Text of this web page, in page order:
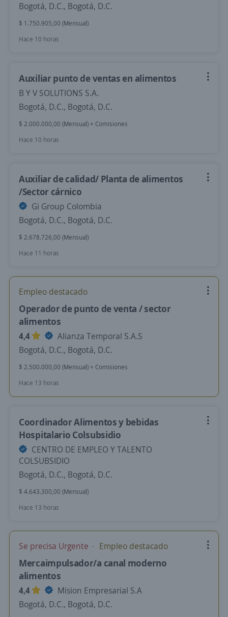
Bogotá, D.C., Bogotá, D.C.
$ 1.750.905,00 (Mensual)
Hace 10 horas
Auxiliar punto de ventas en alimentos
B Y V SOLUTIONS S.A.
Bogotá, D.C., Bogotá, D.C.
$ 2.000.000,00 (Mensual) + Comisiones
Hace 10 horas
Auxiliar de calidad/ Planta de alimentos
/Sector cárnico
Gi Group Colombia
Bogotá, D.C., Bogotá, D.C.
$ 2.678.726,00 (Mensual)
Hace 11 horas
Empleo destacado
Operador de punto de venta / sector
alimentos
4,4
Alianza Temporal S.A.S
Bogotá, D.C., Bogotá, D.C.
$ 2.500.000,00 (Mensual) + Comisiones
Hace 13 horas
Coordinador Alimentos y bebidas
Hospitalario Colsubsidio
CENTRO DE EMPLEO Y TALENTO
COLSUBSIDIO
Bogotá, D.C., Bogotá, D.C.
$ 4.643.300,00 (Mensual)
Hace 13 horas
Se precisa Urgente Empleo destacado
Mercaimpulsador/a canal moderno
alimentos
4,4
Mision Empresarial S.A
Bogotá, D.C., Bogotá, D.C.